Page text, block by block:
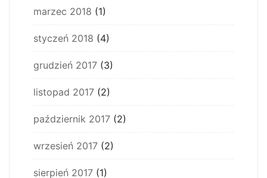
marzec 2018 (1)
styczeń 2018 (4)
grudzień 2017 (3)
listopad 2017 (2)
październik 2017 (2)
wrzesień 2017 (2)
sierpień 2017 (1)